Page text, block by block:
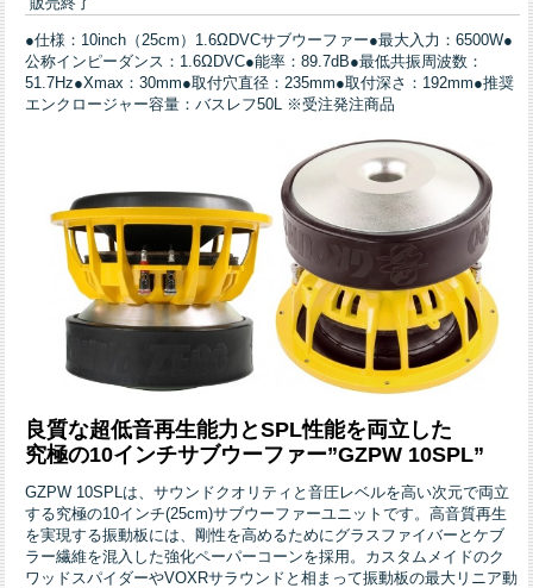
●仕様：10inch（25cm）1.6ΩDVCサブウーファー●最大入力：6500W●
公称インピーダンス：1.6ΩDVC●能率：89.7dB●最低共振周波数：
51.7Hz●Xmax：30mm●取付穴直径：235mm●取付深さ：192mm●推奨
エンクロージャー容量：バスレフ50L ※受注発注商品
良質な超低音再生能力とSPL性能を両立した
究極の10インチサブウーファー”GZPW 10SPL”
GZPW 10SPLは、サウンドクオリティと音圧レベルを高い次元で両立
する究極の10インチ(25cm)サブウーファーユニットです。高音質再生
を実現する振動板には、剛性を高めるためにグラスファイバーとケブ
ラー繊維を混入した強化ペーパーコーンを採用。カスタムメイドのク
ワッドスパイダーやVOXRサラウンドと相まって振動板の最大リニア動